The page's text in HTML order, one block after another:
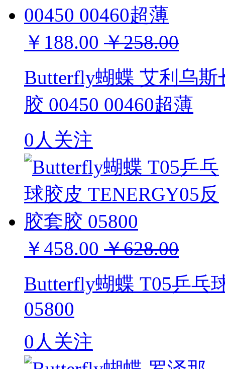
￥188.00 ￥258.00
Butterfly蝴蝶 艾利乌
胶 00450 00460超薄
0人关注
￥458.00 ￥628.00
Butterfly蝴蝶 T05乒乓
05800
0人关注